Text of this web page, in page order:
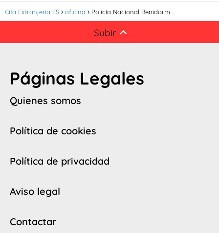
Cita Extranjeria ES oficina Policía Nacional Benidorm
Subir
Páginas Legales
Quienes somos
Política de cookies
Política de privacidad
Aviso legal
Contactar